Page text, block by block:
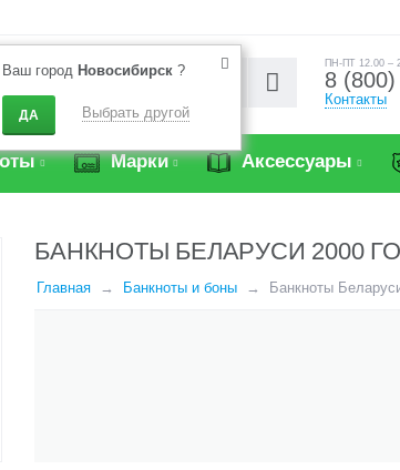
Ваш город Новосибирск ?
ДА Выбрать другой
ПН-ПТ 12.00 –
8
Контакты
Марки Аксессуары
БАНКНОТЫ БЕЛАРУСИ 2000
Главная Банкноты и боны Банкноты